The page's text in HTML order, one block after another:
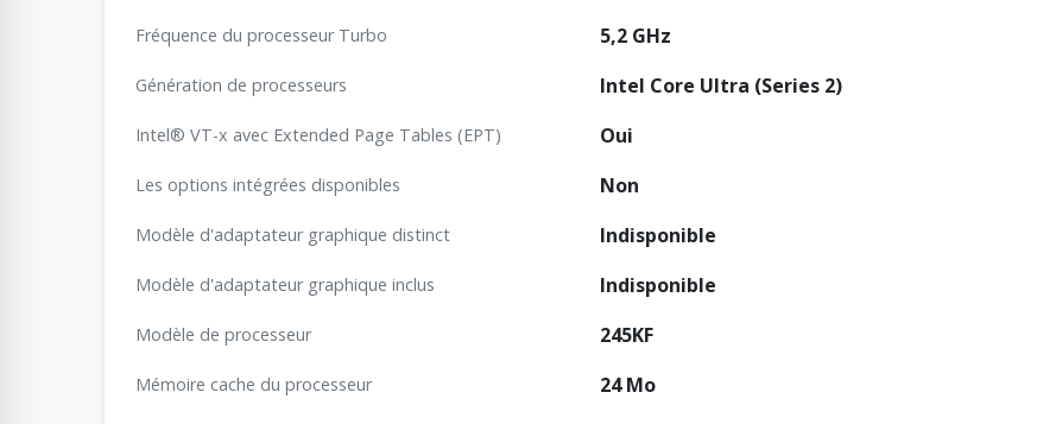
Fréquence du processeur Turbo 5,2 GHz
Génération de processeurs Intel Core Ultra (Series 2)
Intel® VT-x avec Extended Page Tables (EPT) Oui
Les options intégrées disponibles Non
Modèle d'adaptateur graphique distinct Indisponible
Modèle d'adaptateur graphique inclus Indisponible
Modèle de processeur 245KF
Mémoire cache du processeur 24 Mo